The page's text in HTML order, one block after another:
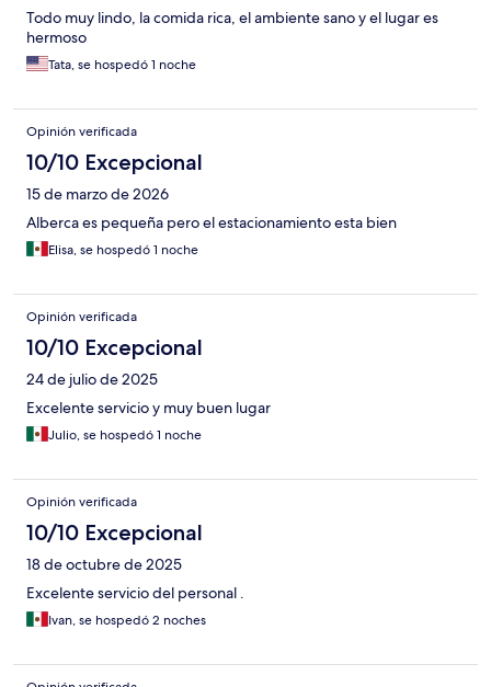
Todo muy lindo, la comida rica, el ambiente sano y el lugar es
hermoso
Tata, se hospedó 1 noche
Opinión verificada
10/10 Excepcional
15 de marzo de 2026
Alberca es pequeña pero el estacionamiento esta bien
Elisa, se hospedó 1 noche
Opinión verificada
10/10 Excepcional
24 de julio de 2025
Excelente servicio y muy buen lugar
Julio, se hospedó 1 noche
Opinión verificada
10/10 Excepcional
18 de octubre de 2025
Excelente servicio del personal .
Ivan, se hospedó 2 noches